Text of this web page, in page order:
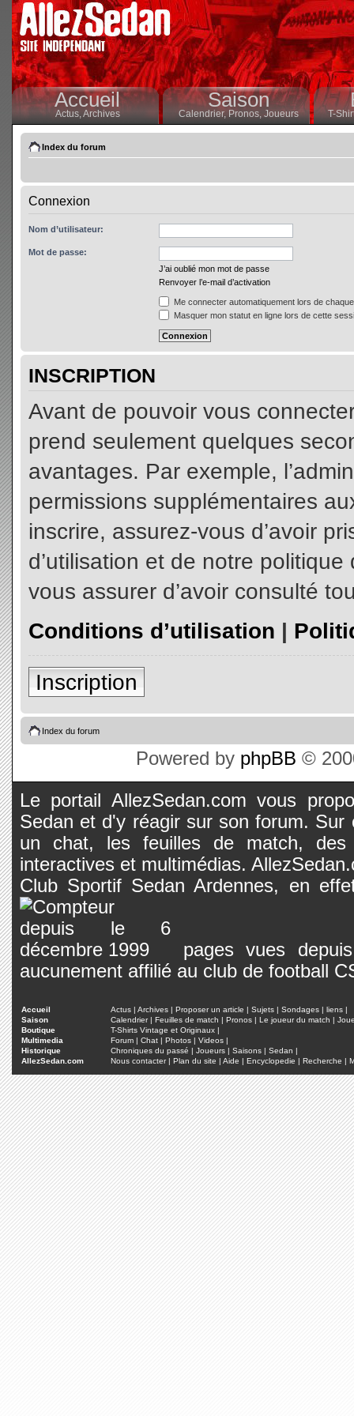
Accueil
Actus,Archives
Saison
Calendrier,Pronos, Joueurs T-
Index du forum
Connexion
Nom d’utilisateur:
Mot de passe:
J’ai oublié mon mot de passe
Renvoyer l’e-mail d’activation
Me connecter automatiquement lors de
Masquer mon statut en ligne lors de cette
INSCRIPTION
Avant de pouvoir vous
prend seulement quelques
avantages. Par exemple,
permissions supplémentaires
inscrire, assurez-vous d’avoir
d’utilisation et de notre
vous assurer d’avoir consulté
Conditions d’utilisation |
Inscription
Index du forum
Powered by phpBB ©
Le portail AllezSedan.com vous
Sedan et d'y réagir sur son forum.
un chat, les feuilles de match, des
interactives et multimédias.
Club Sportif Sedan Ardennes, en
pages vues
aucunement affilié au club de football
Accueil Actus | Archives | Proposer un article | Sujets | Sondages | liens |
Saison
Calendrier| Feuilles de match | Pronos | Le joueur du match |
Boutique
T-Shirts Vintage et Originaux |
Multimedia
Forum | Chat | Photos | Videos |
Historique
Chroniques du passé | Joueurs | Saisons | Sedan |
AllezSedan.com
Nous contacter| Plan du site | Aide | Encyclopedie | Recherche |